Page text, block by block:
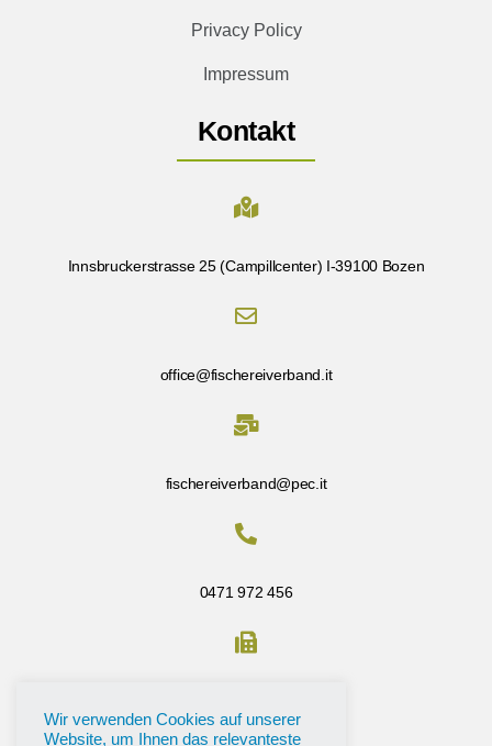
Privacy Policy
Impressum
Kontakt
Innsbruckerstrasse 25 (Campillcenter) I-39100 Bozen
office@fischereiverband.it
fischereiverband@pec.it
0471 972 456
Wir verwenden Cookies auf unserer
Website, um Ihnen das relevanteste